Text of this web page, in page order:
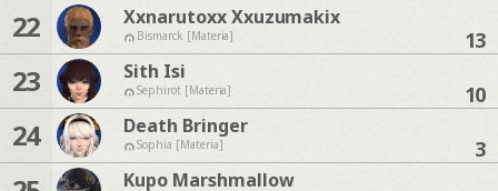
22 Xxnarutoxx Xxuzumakix
Bismarck [Materia] 13
23 Sith Isi
Sephirot [Materia] 10
24 Death Bringer
Sophia [Materia] 3
Kupo Marshmallow